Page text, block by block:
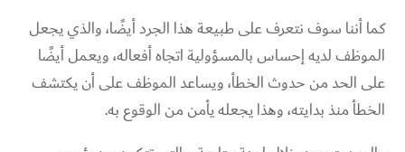
كما أننا سوف نتعرف على طبيعة هذا الجرد أيضًا، والذي يجعل
الموظف لديه إحساس بالمسؤولية اتجاه أفعاله، ويعمل أيضًا
على الحد من حدوث الخطأ، ويساعد الموظف على أن يكتشف
الخطأ منذ بدايته، وهذا يجعله يأمن من الوقوع به.